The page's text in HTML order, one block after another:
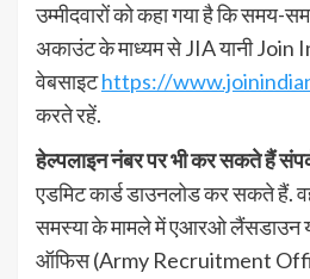
उम्मीदवारों को कहा गया है कि समय-
अकाउंट के माध्यम से JIA यानी Join
वेबसाइटhttps://
करते रहें.
हेल्पलाइन नंबर पर भी कर सकते हैं
एडमिट कार्ड डाउनलोड कर सकते हैं.
समस्या के मामले में एआरओ लैंसडाउन
ऑफिस (Army Recruitment